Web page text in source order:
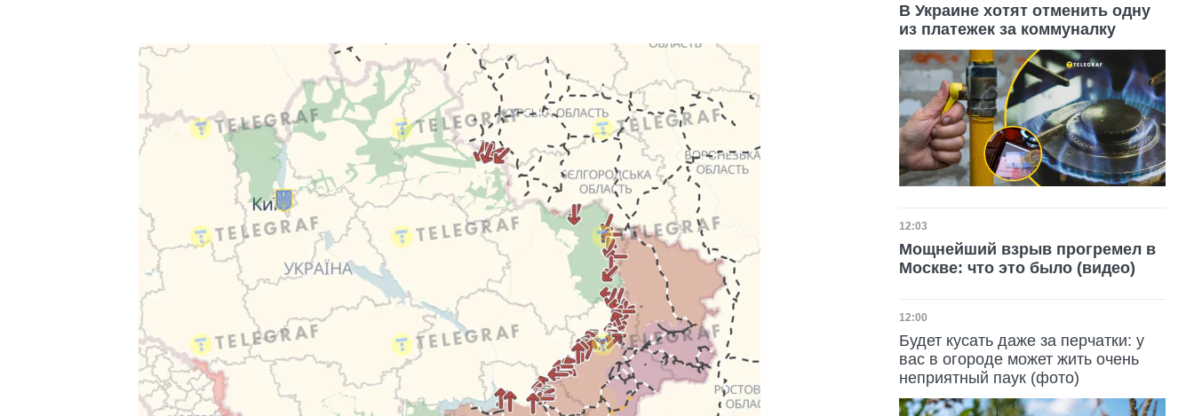
В Украине хотят отменить одну
из платежек за коммуналку
Дата публикации
12:03
Мощнейший взрыв прогремел в
Москве: что это было (видео)
Дата публикации
12:00
Будет кусать даже за перчатки: у
вас в огороде может жить очень
неприятный паук (фото)